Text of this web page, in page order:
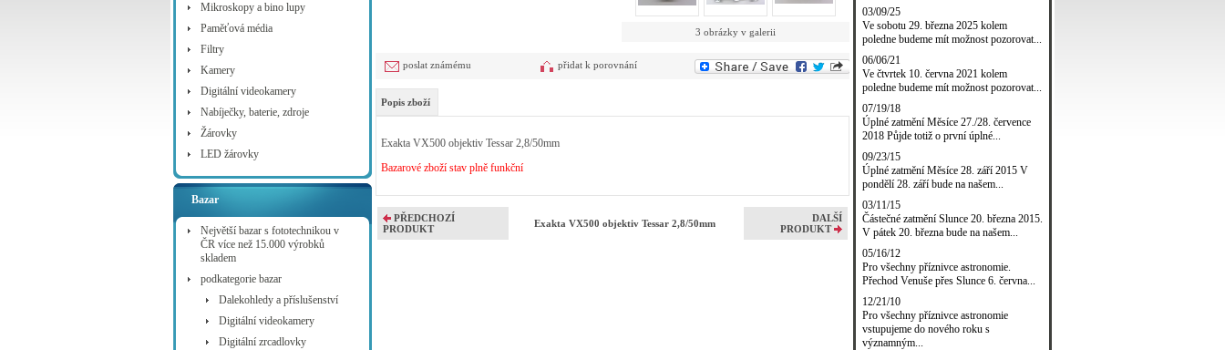
Mikroskopy a bino lupy
Paměťová média
Filtry
Kamery
Digitální videokamery
Nabíječky, baterie, zdroje
Žárovky
LED žárovky
Bazar
Největší bazar s fototechnikou v
ČR více než 15.000 výrobků
skladem
podkategorie bazar
Dalekohledy a příslušenství
Digitální videokamery
Digitální zrcadlovky
3 obrázky v galerii
poslat známému přidat k porovnání
Popis zboží
Exakta VX500 objektiv Tessar 2,8/50mm
Bazarové zboží stav plně funkční
PŘEDCHOZÍ
PRODUKT
Exakta VX500 objektiv Tessar 2,8/50mm
DALŠÍ
PRODUKT
03/09/25
Ve sobotu 29. března 2025 kolem
poledne budeme mít možnost pozorovat...
06/06/21
Ve čtvrtek 10. června 2021 kolem
poledne budeme mít možnost pozorovat...
07/19/18
Úplné zatmění Měsíce 27./28. července
2018 Půjde totiž o první úplné...
09/23/15
Úplné zatmění Měsíce 28. září 2015 V
pondělí 28. září bude na našem...
03/11/15
Částečné zatmění Slunce 20. března 2015.
V pátek 20. března bude na našem...
05/16/12
Pro všechny příznivce astronomie.
Přechod Venuše přes Slunce 6. června...
12/21/10
Pro všechny příznivce astronomie
vstupujeme do nového roku s
významným...